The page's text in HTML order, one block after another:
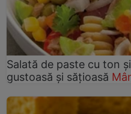
Salată de paste cu ton
gustoasă și sățioasă